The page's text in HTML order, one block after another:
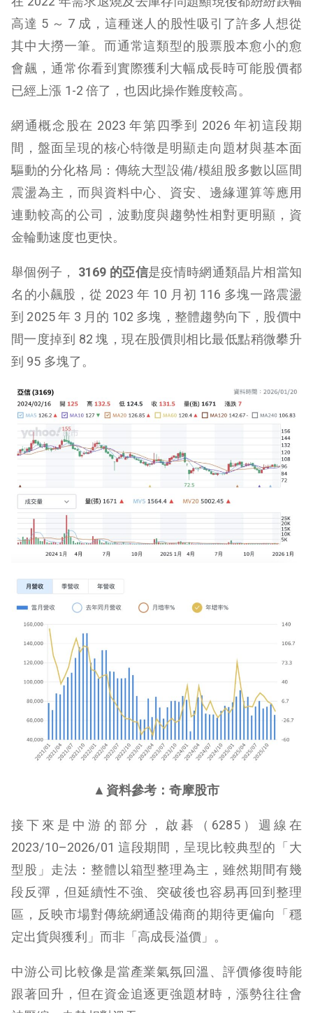
高達 5 ～ 7 成，這種迷人的股性吸引了許多人想從
其中大撈一筆。而通常這類型的股票股本愈小的愈
會飆，通常你看到實際獲利大幅成長時可能股價都
已經上漲 1-2 倍了，也因此操作難度較高。
網通概念股在 2023 年第四季到 2026 年初這段期
間，盤面呈現的核心特徵是明顯走向題材與基本面
驅動的分化格局：傳統大型設備/模組股多數以區間
震盪為主，而與資料中心、資安、邊緣運算等應用
連動較高的公司，波動度與趨勢性相對更明顯，資
金輪動速度也更快。
舉個例子， 3169 的亞信是疫情時網通類晶片相當知
名的小飆股，從 2023 年 10 月初 116 多塊一路震盪
到 2025 年 3 月的 102 多塊，整體趨勢向下，股價中
間一度掉到 82 塊，現在股價則相比最低點稍微攀升
到 95 多塊了。
▲資料參考：奇摩股市
接下來是中游的部分，啟碁（6285）週線在
2023/10–2026/01 這段期間，呈現比較典型的「大
型股」走法：整體以箱型整理為主，雖然期間有幾
段反彈，但延續性不強、突破後也容易再回到整理
區，反映市場對傳統網通設備商的期待更偏向「穩
定出貨與獲利」而非「高成長溢價」。
中游公司比較像是當產業氣氛回溫、評價修復時能
跟著回升，但在資金追逐更強題材時，漲勢往往會